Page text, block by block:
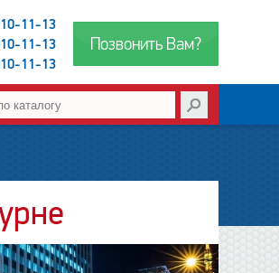
Позвонить Вам?
11-13
11-13
11-13